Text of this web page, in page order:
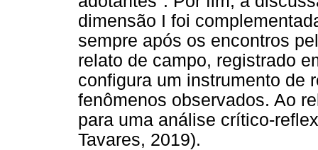
dimensão I foi
sempre após os encontros
relato de campo, registrado
configura um instrumento de
fenômenos observados. Ao
para uma análise crítico-
Tavares, 2019).